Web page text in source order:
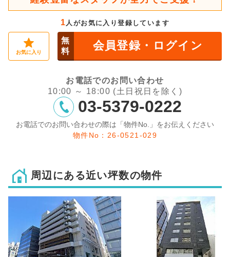
1人がお気に入り登録しています
お気に入り
無
料
会員登録・ログイン
お電話でのお問い合わせ
10:00 ～ 18:00 (土日祝日を除く)
03-5379-0222
お電話でのお問い合わせの際は「物件No.」をお伝えください
物件No：26-0521-029
周辺にある近い坪数の物件